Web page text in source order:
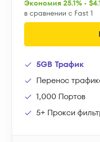
Экономия 25.1% •
в сравнении с Fast 1
5GB Трафик
Перенос
1,000 Портов
5+ Прокси